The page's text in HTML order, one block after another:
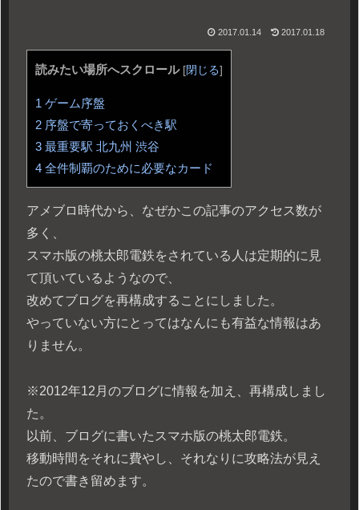
2017.01.14 2017.01.18
読みたい場所へスクロール [閉じる]
1 ゲーム序盤
2 序盤で寄っておくべき駅
3 最重要駅 北九州 渋谷
4 全件制覇のために必要なカード
アメブロ時代から、なぜかこの記事のアクセス数が
多く、
スマホ版の桃太郎電鉄をされている人は定期的に見
て頂いているようなので、
改めてブログを再構成することにしました。
やっていない方にとってはなんにも有益な情報はあ
りません。
※2012年12月のブログに情報を加え、再構成しまし
た。
以前、ブログに書いたスマホ版の桃太郎電鉄。
移動時間をそれに費やし、それなりに攻略法が見え
たので書き留めます。